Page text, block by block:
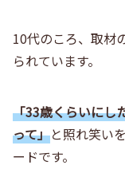
10代のころ、取材
られています。
「33歳くらいにし
って」と照れ笑い
ードです。